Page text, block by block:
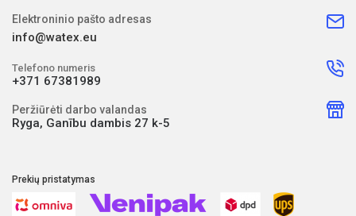
Elektroninio pašto adresas
info@watex.eu
Telefono numeris
+371 67381989
Peržiūrėti darbo valandas
Ryga, Ganību dambis 27 k-5
Prekių pristatymas